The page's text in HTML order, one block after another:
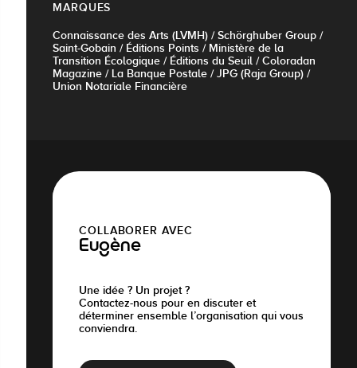
MARQUES
Connaissance des Arts (LVMH) / Schörghuber Group /
Saint-Gobain / Éditions Points / Ministère de la
Transition Écologique / Éditions du Seuil / Coloradan
Magazine / La Banque Postale / JPG (Raja Group) /
Union Notariale Financière
COLLABORER AVEC
Eugène
Une idée ? Un projet ?
Contactez-nous pour en discuter et
déterminer ensemble l’organisation qui vous
conviendra.